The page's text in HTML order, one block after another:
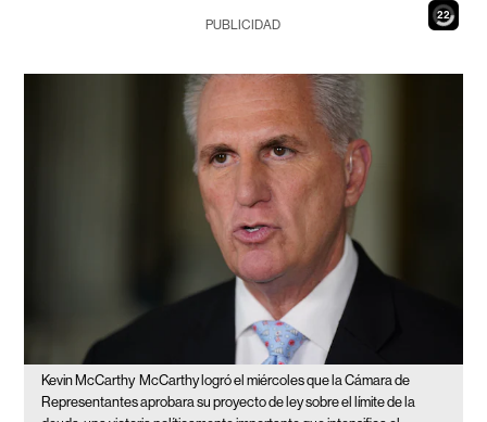
20
PUBLICIDAD
Kevin McCarthy McCarthy logró el miércoles que la Cámara de
Representantes aprobara su proyecto de ley sobre el límite de la